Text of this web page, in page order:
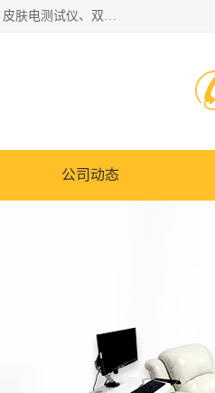
国科芯（北京）科技有限公司提供：心里沙盘、音乐放松椅、心理咨询室仪器、心理仪器、逻辑思维测试仪、皮肤电测试仪、双手协调器、双手协调测试仪、注意力集中测试仪等各种心理学仪器设备。
公司动态